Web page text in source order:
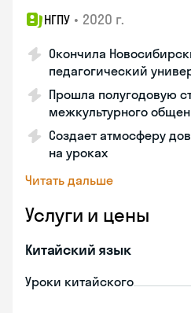
НГПУ • 2020 г.
Окончила
педагогический
Прошла полугодовую
межкультурного
Создает атмосферу
на уроках
Читать дальше
Услуги и цены
Китайский язык
Уроки китайского